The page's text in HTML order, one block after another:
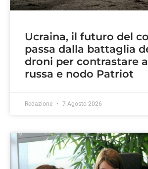
Ucraina, il futuro del
passa dalla battaglia
droni per contrastare
russa e nodo Patriot
Redazione 7 Agosto 2026